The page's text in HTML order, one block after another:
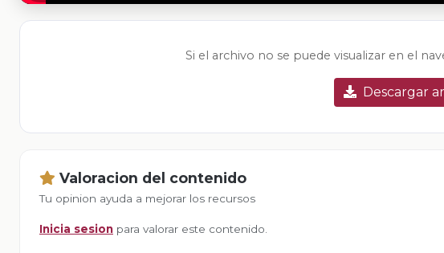
Si el archivo no se puede visualizar en el
Descargar
Valoracion del contenido
Tu opinion ayuda a mejorar los recursos
Inicia sesion para valorar este contenido.